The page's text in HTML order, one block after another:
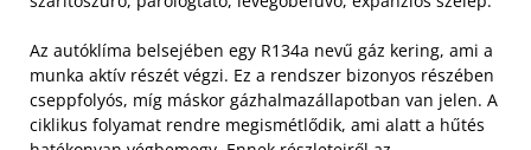
Az autóklíma belsejében egy R134a nevű gáz kering, ami a
munka aktív részét végzi. Ez a rendszer bizonyos részében
cseppfolyós, míg máskor gázhalmazállapotban van jelen. A
ciklikus folyamat rendre megismétlődik, ami alatt a hűtés